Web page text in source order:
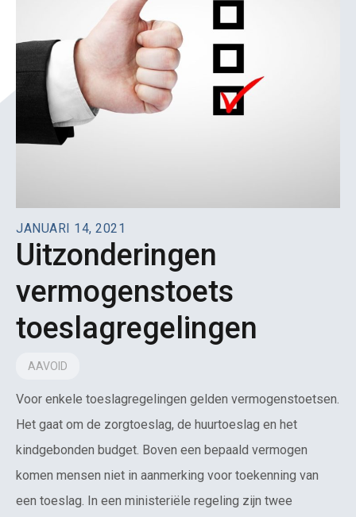
JANUARI 14, 2021
Uitzonderingen
vermogenstoets
toeslagregelingen
AAVOID
Voor enkele toeslagregelingen gelden vermogenstoetsen.
Het gaat om de zorgtoeslag, de huurtoeslag en het
kindgebonden budget. Boven een bepaald vermogen
komen mensen niet in aanmerking voor toekenning van
een toeslag. In een ministeriële regeling zijn twee